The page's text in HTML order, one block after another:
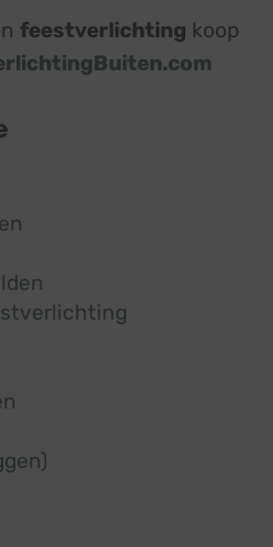
feestverlichting koop